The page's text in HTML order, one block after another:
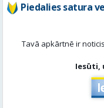
Piedalies satura
Tavā apkārtnē ir
Iesūti,